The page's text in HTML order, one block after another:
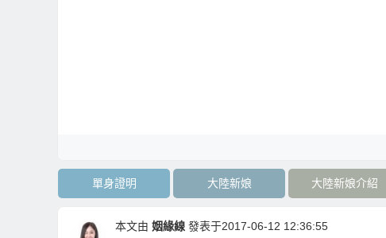
單身證明 大陸新娘 大陸新娘介紹
本文由 姻緣線 發表于2017-06-12 12:36:55